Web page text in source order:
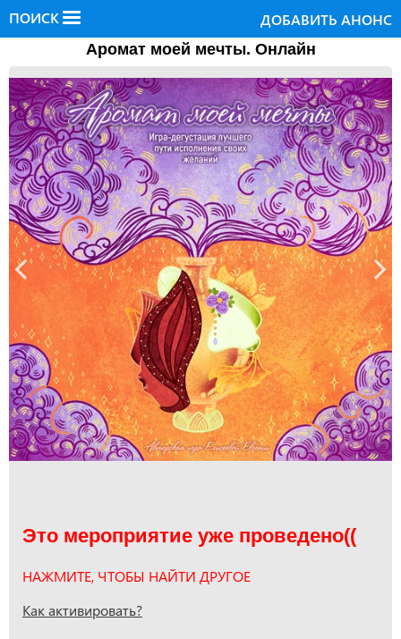
ПОИСК ДОБАВИТЬ АНОНС
Аромат моей мечты. Онлайн
Это мероприятие уже проведено((
НАЖМИТЕ, ЧТОБЫ НАЙТИ ДРУГОЕ
Как активировать?